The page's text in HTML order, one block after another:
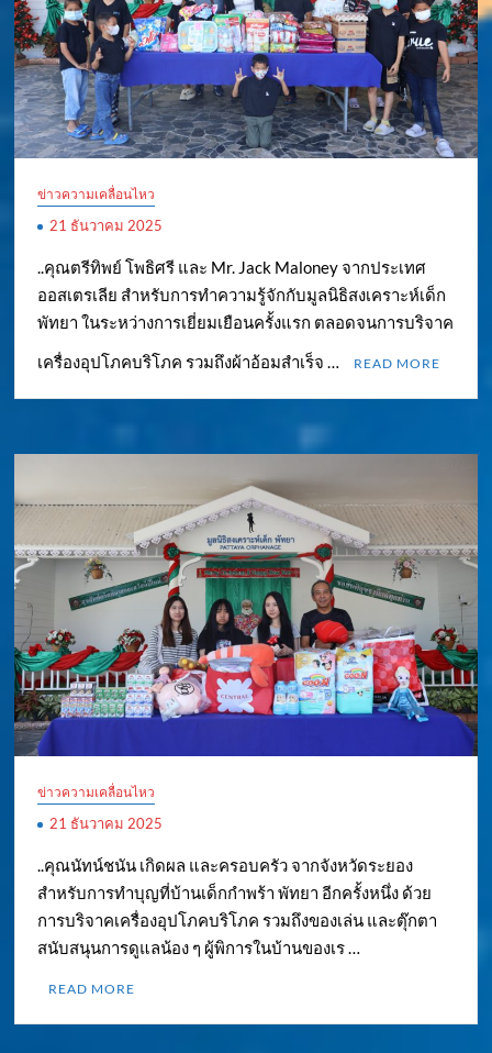
ข่าวความเคลื่อนไหว
21 ธันวาคม 2025
..คุณตรีทิพย์ โพธิศรี และ Mr. Jack Maloney จากประเทศ
ออสเตรเลีย สำหรับการทำความรู้จักกับมูลนิธิสงเคราะห์เด็ก
พัทยา ในระหว่างการเยี่ยมเยือนครั้งแรก ตลอดจนการบริจาค
เครื่องอุปโภคบริโภค รวมถึงผ้าอ้อมสำเร็จ …
READ MORE
ข่าวความเคลื่อนไหว
21 ธันวาคม 2025
..คุณนัทน์ชนัน เกิดผล และครอบครัว จากจังหวัดระยอง
สำหรับการทำบุญที่บ้านเด็กกำพร้า พัทยา อีกครั้งหนึ่ง ด้วย
การบริจาคเครื่องอุปโภคบริโภค รวมถึงของเล่น และตุ๊กตา
สนับสนุนการดูแลน้อง ๆ ผู้พิการในบ้านของเร …
READ MORE